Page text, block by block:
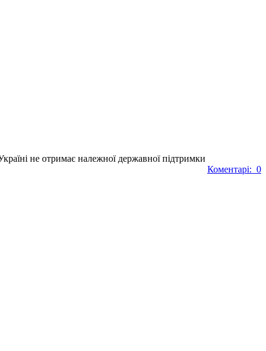
не отримає належної державної підтримки
Коментарі: 0